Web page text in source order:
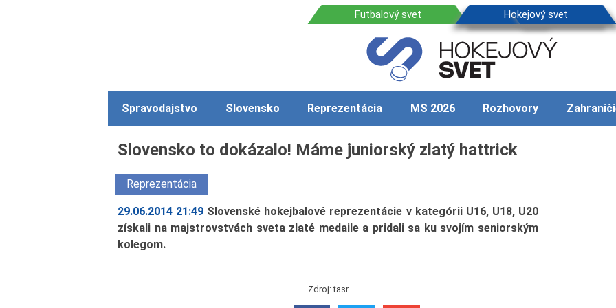
Spravodajstvo Slovensko Reprezentácia MS 2026 Rozhovory
Slovensko to dokázalo! Máme juniorský zlatý hattrick
Reprezentácia
29.06.2014 21:49 Slovenské hokejbalové reprezentácie v kategórii U16, U18, U20
získali na majstrovstvách sveta zlaté medaile a pridali sa ku svojím seniorským
kolegom.
Zdroj: tasr